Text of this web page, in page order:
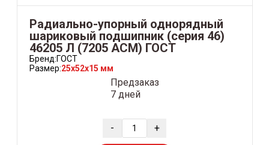
Радиально-упорный однорядный
шариковый подшипник (серия 46)
46205 Л (7205 ACM) ГОСТ
Бренд:ГОСТ
Размер:25x52x15 мм
Предзаказ
7 дней
- +